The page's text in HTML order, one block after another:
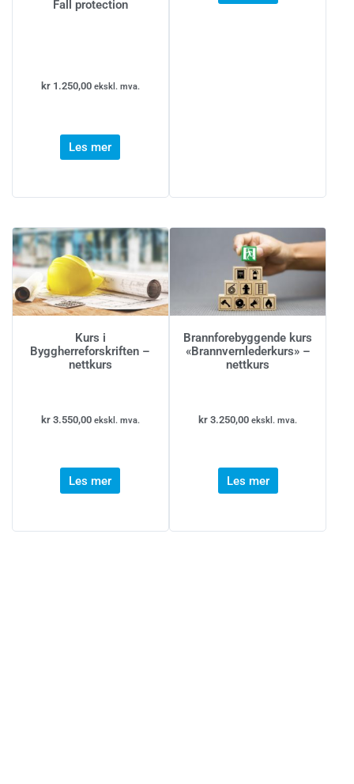
Fall protection
kr1.250,00 ekskl. mva.
Les mer
Kurs i
Byggherreforskriften –
nettkurs
kr3.550,00 ekskl. mva.
Les mer
Brannforebyggende kurs
«Brannvernlederkurs» –
nettkurs
kr 3.250,00 ekskl. mva.
Les mer